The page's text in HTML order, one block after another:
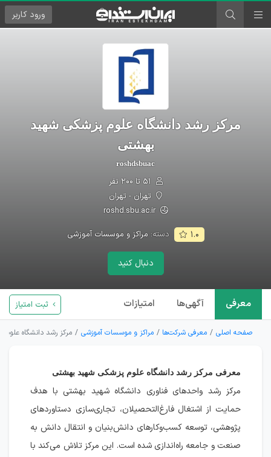
ورود کاربر
مرکز رشد دانشگاه علوم پزشکی شهید
بهشتی
roshdsbuac
تهران - تهران
roshd.sbu.ac.ir
۱.۰ دسته:مراکز و موسسات آموزشی
دنبال کنید
معرفی آگهی‌ها امتیازات ثبت امتیاز
صفحه اصلی معرفی شرکت‌ها مراکز و موسسات آموزشی مرکز رشد دانشگاه
معرفی مرکز رشد دانشگاه علوم پزشکی شهید بهشتی
مرکز رشد واحدهای فناوری دانشگاه شهید بهشتی با هدف
حمایت از اشتغال فارغ‌التحصیلان، تجاری‌سازی دستاوردهای
پژوهشی، توسعه کسب‌وکارهای دانش‌بنیان و انتقال دانش به
صنعت و جامعه راه‌اندازی شده است. این مرکز تلاش می‌کند با